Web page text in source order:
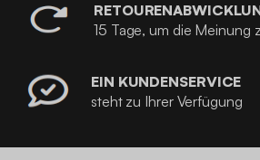
15 Tage, um die Meinung
EIN KUNDENSERVICE
steht zu Ihrer Verfügung